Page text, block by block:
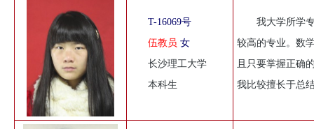
T-16069号
伍教员 女
长沙理工大学
本科生
我大学所学
较高的专业。数
且只要掌握正确
我比较擅长于总